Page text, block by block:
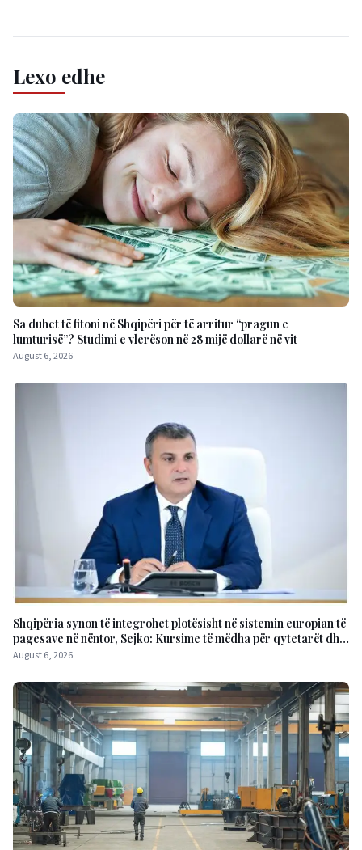
Lexo edhe
Sa duhet të fitoni në Shqipëri për të arritur “pragun e
lumturisë”? Studimi e vlerëson në 28 mijë dollarë në vit
August 6, 2026
Shqipëria synon të integrohet plotësisht në sistemin europian të
pagesave në nëntor, Sejko: Kursime të mëdha për qytetarët dhe
bizneset
August 6, 2026